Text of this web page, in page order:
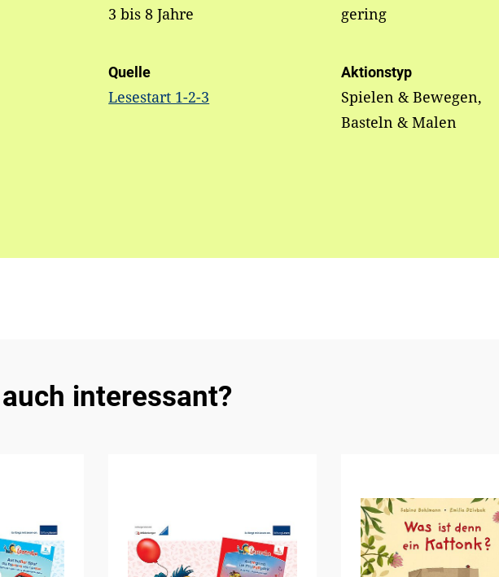
3 bis 8 Jahre gering
Quelle
Lesestart 1-2-3
Aktionstyp
Spielen & Bewegen,
Basteln & Malen
interessant?